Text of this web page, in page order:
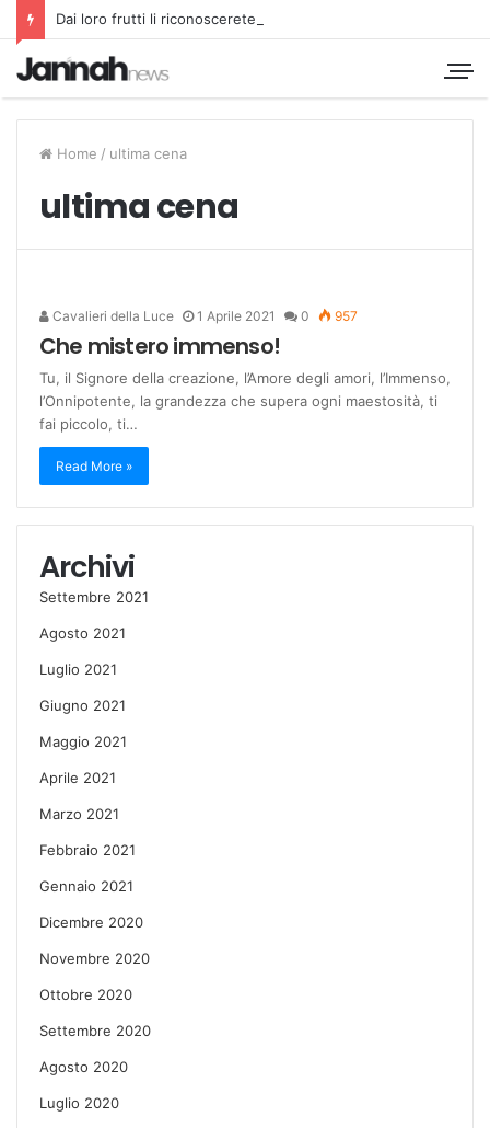
Dai loro frutti li riconoscerete
Home / ultima cena
ultima cena
Cavalieri della Luce 1 Aprile 2021 0 957
Che mistero immenso!
Tu, il Signore della creazione, l’Amore degli amori, l’Immenso,
l’Onnipotente, la grandezza che supera ogni maestosità, ti
fai piccolo, ti…
Read More »
Archivi
Settembre 2021
Agosto 2021
Luglio 2021
Giugno 2021
Maggio 2021
Aprile 2021
Marzo 2021
Febbraio 2021
Gennaio 2021
Dicembre 2020
Novembre 2020
Ottobre 2020
Settembre 2020
Agosto 2020
Luglio 2020